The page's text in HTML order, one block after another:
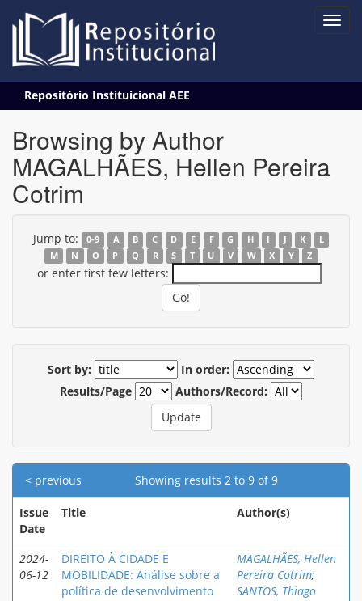
navigation
Repositório Instituicional AEE
Browsing by Author
MAGALHÃES, Hellen Pereira
Cotrim
Jump to: 0-9 A B C D E F G H I J K
L
M
N O P Q R S T U V W X Y Z
or enter first few letters:
Sort by:
In order:
Results/Page
Authors/Record:
Showing results 2 to 9 of 9
< previous
Issue
Date
Title Author(s)
2024-
06-12
DIREITO À CIDADE E
MOBILIDADE: Análise sobre a
política de desenvolvimento
MAGALHÃES, Hellen
Pereira Cotrim;
SANTOS, Thiago